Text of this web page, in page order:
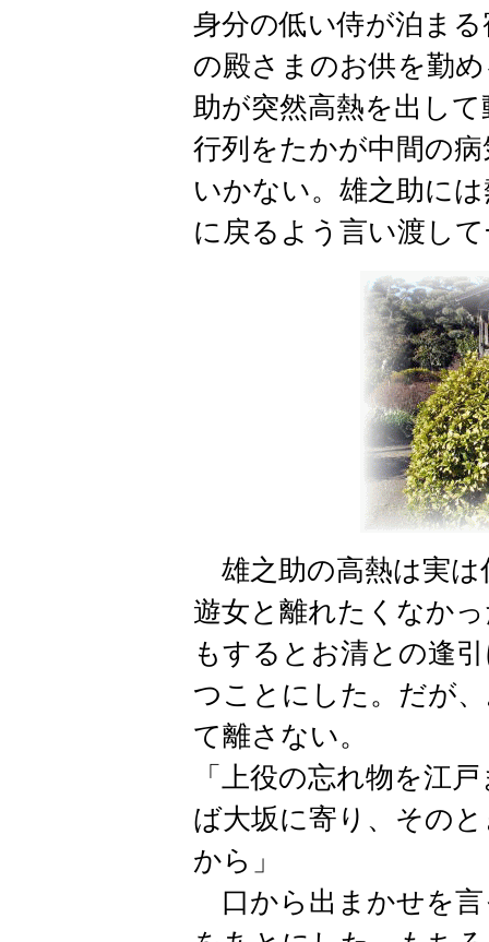
身分の低い侍が泊ま
の殿さまのお供を勤
助が突然高熱を出し
行列をたかが中間の
いかない。雄之助に
に戻るよう言い渡し
雄之助の高熱は実は
遊女と離れたくなか
もするとお清との逢
つことにした。だが
て離さない。
「上役の忘れ物を江
ば大坂に寄り、その
から」
口から出まかせを言